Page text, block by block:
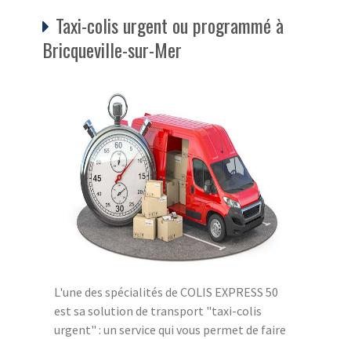
Taxi-colis urgent ou programmé à
Bricqueville-sur-Mer
L'une des spécialités de COLIS EXPRESS 50
est sa solution de transport "taxi-colis
urgent" : un service qui vous permet de faire